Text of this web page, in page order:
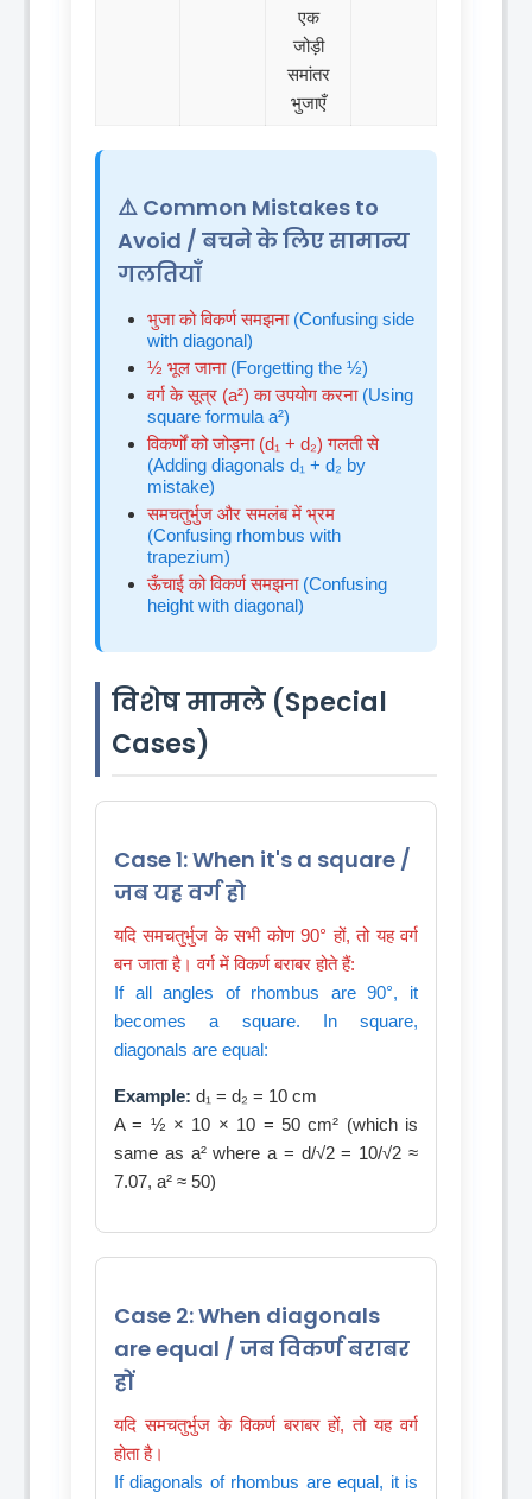
एक
जोड़ी
समांतर
भुजाएँ
⚠️ Common Mistakes to
Avoid / बचने के लिए सामान्य
गलतियाँ
भुजा को विकर्ण समझना (Confusing side
with diagonal)
½ भूल जाना (Forgetting the ½)
वर्ग के सूत्र (a²) का उपयोग करना (Using
square formula a²)
विकर्णों को जोड़ना (d₁ + d₂) गलती से
(Adding diagonals d₁ + d₂ by
mistake)
समचतुर्भुज और समलंब में भ्रम
(Confusing rhombus with
trapezium)
ऊँचाई को विकर्ण समझना (Confusing
height with diagonal)
विशेष मामले (Special
Cases)
Case 1: When it's a square /
जब यह वर्ग हो
यदि समचतुर्भुज के सभी कोण 90° हों, तो यह वर्ग
बन जाता है। वर्ग में विकर्ण बराबर होते हैं:
If all angles of rhombus are 90°, it
becomes a square. In square,
diagonals are equal:
Example: d₁ = d₂ = 10 cm
A = ½ × 10 × 10 = 50 cm² (which is
same as a² where a = d/√2 = 10/√2 ≈
7.07, a² ≈ 50)
Case 2: When diagonals
are equal / जब विकर्ण बराबर
हों
यदि समचतुर्भुज के विकर्ण बराबर हों, तो यह वर्ग
होता है।
If diagonals of rhombus are equal, it is